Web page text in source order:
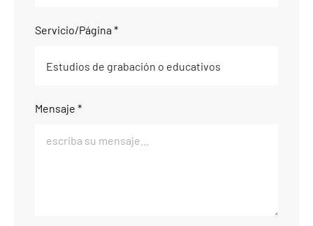
Servicio/Página *
Mensaje *